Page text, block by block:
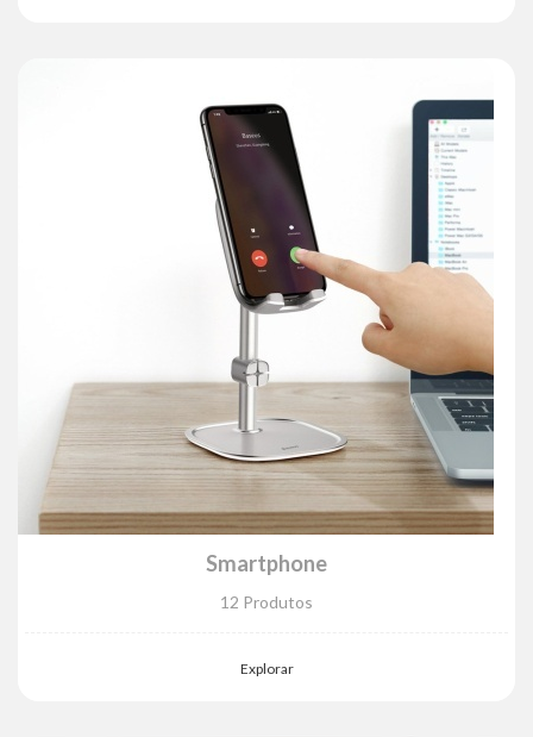
Smartphone
12 Produtos
Explorar